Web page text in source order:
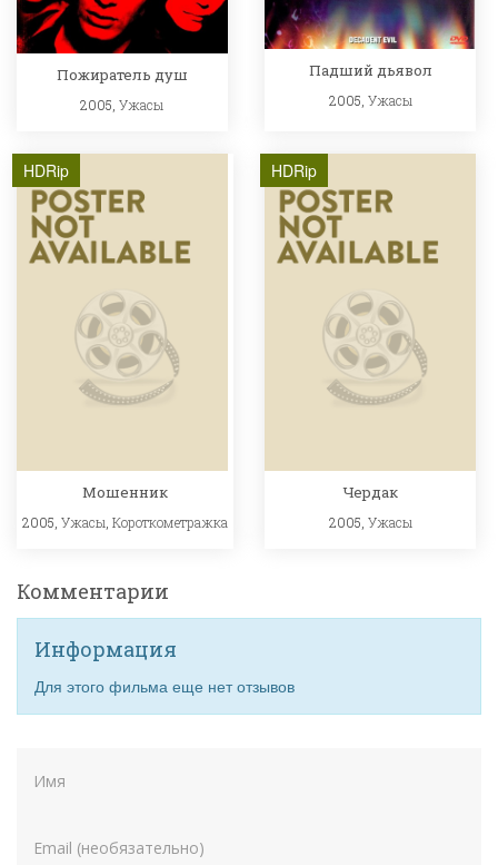
Пожиратель душ
2005,Ужасы
Падший дьявол
2005, Ужасы
HDRip
Мошенник
2005, Ужасы Короткометражка
HDRip
Чердак
2005, Ужасы
Комментарии
Информация
Для этого фильма еще нет отзывов